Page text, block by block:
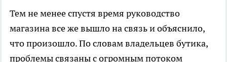
Тем не менее спустя время руководство
магазина все же вышло на связь и объяснило,
что произошло. По словам владельцев бутика,
проблемы связаны с огромным потоком